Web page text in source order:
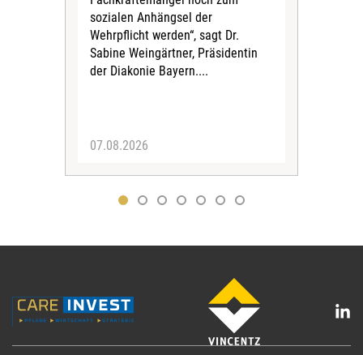
sozialen Anhängsel der
Wehrpflicht werden“, sagt Dr.
Sabine Weingärtner, Präsidentin
der Diakonie Bayern....
07.08.2026